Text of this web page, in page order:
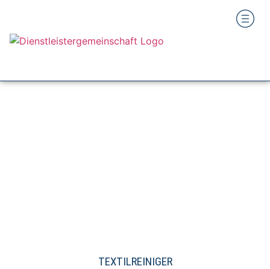
TEXTILREINIGER